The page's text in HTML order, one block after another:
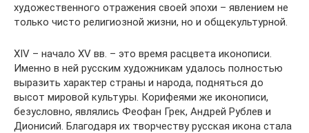
художественного отражения своей эпохи – явлением не
только чисто религиозной жизни, но и общекультурной.
XIV – начало XV вв. – это время расцвета иконописи.
Именно в ней русским художникам удалось полностью
выразить характер страны и народа, подняться до
высот мировой культуры. Корифеями же иконописи,
безусловно, являлись Феофан Грек, Андрей Рублев и
Дионисий. Благодаря их творчеству русская икона стала